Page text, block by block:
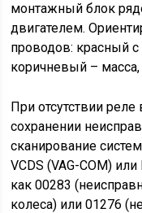
монтажный блок
двигателем.
проводов: красный с
коричневый –
При отсутствии
сохранении
сканирование
VCDS (VAG-COM)
как 00283
колеса) или 01276